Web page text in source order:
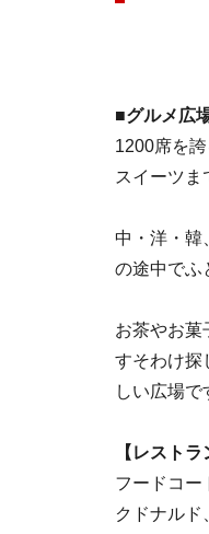
■グルメ広
1200席を
スイーツま
中・洋・韓
の途中でふ
お茶やお菓
すそわけ探
しい広場で
【レスト
フードコー
クドナル